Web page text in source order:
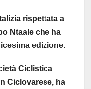
rispettata a
Ntaale che ha
edizione.
Ciclistica
Ciclovarese, ha